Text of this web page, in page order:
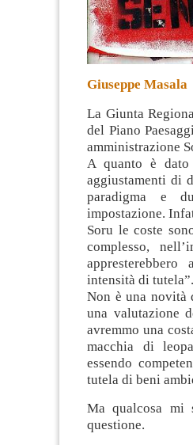
Giuseppe Masala
La Giunta
del Piano
amministrazione
A quanto è
aggiustamenti di
paradigma e
impostazione.
Soru le coste
complesso,
intensità di tutela”.
Non è una novità
una valutazione
avremmo una
macchia di
essendo
tutela di beni
Ma qualcosa
questione.